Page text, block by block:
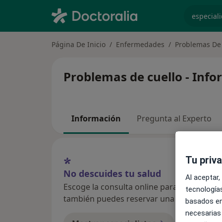
Página De Inicio Enfermedades Problemas
Problemas de cuello -
Información Pregunta al Experto
No descuides tu salud
Escoge la consulta online para empezar
también puedes reservar una cita
Tu
Al
basados